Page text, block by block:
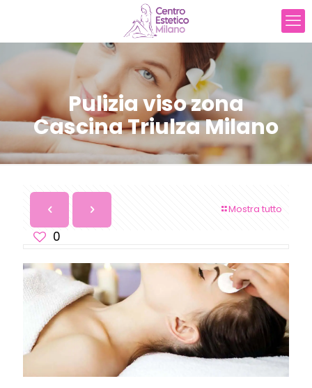
Pulizia viso zona
Cascina Triulza Milano
Mostra tutto
0